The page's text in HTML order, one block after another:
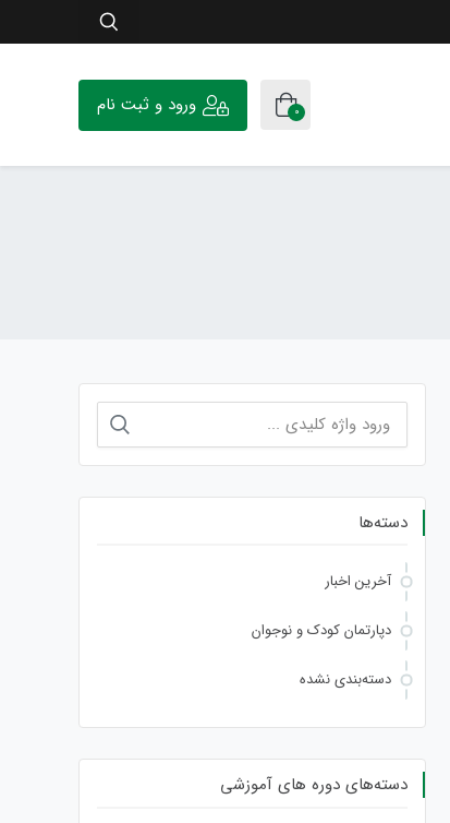
0 ورود و ثبت نام
برای:
دسته‌ها
آخرین اخبار
دپارتمان کودک و نوجوان
دسته‌بندی نشده
دسته‌های دوره های آموزشی